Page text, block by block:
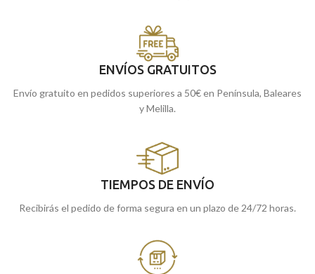
ENVÍOS GRATUITOS
Envío gratuito en pedidos superiores a 50€ en Península, Baleares
y Melilla.
TIEMPOS DE ENVÍO
Recibirás el pedido de forma segura en un plazo de 24/72 horas.